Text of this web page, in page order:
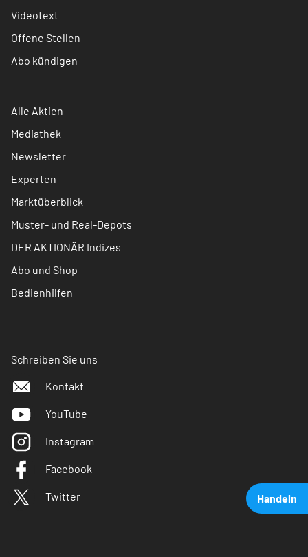
Handeln
Videotext
Offene Stellen
Abo kündigen
Alle Aktien
Mediathek
Newsletter
Experten
Marktüberblick
Muster- und Real-Depots
DER AKTIONÄR Indizes
Abo und Shop
Bedienhilfen
Schreiben Sie uns
Kontakt
YouTube
Instagram
Facebook
Twitter